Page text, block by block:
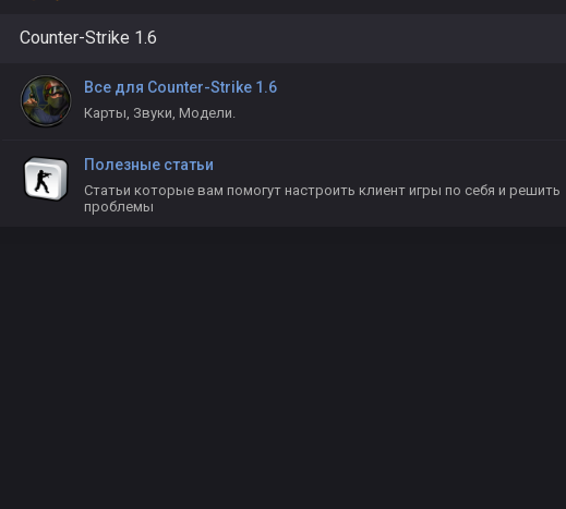
Counter-Strike 1.6
Все для Counter-Strike 1.6
Карты, Звуки, Модели.
Полезные статьи
Статьи которые вам помогут настроить клиент игры по себя и решить
проблемы